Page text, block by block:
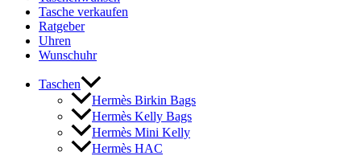
Tasche verkaufen
Ratgeber
Uhren
Wunschuhr
Taschen
Hermès Birkin Bags
Hermès Kelly Bags
Hermès Mini Kelly
Hermès HAC